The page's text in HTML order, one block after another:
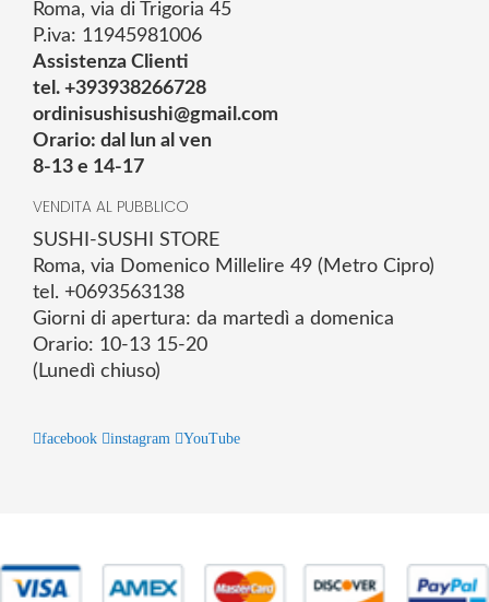
Roma, via di Trigoria 45
P.iva: 11945981006
Assistenza Clienti
tel. +393938266728
ordinisushisushi@gmail.com
Orario: dal lun al ven
8-13 e 14-17
VENDITA AL PUBBLICO
SUSHI-SUSHI STORE
Roma, via Domenico Millelire 49 (Metro Cipro)
tel. +0693563138
Giorni di apertura: da martedì a domenica
Orario: 10-13 15-20
(Lunedì chiuso)
facebook instagram YouTube